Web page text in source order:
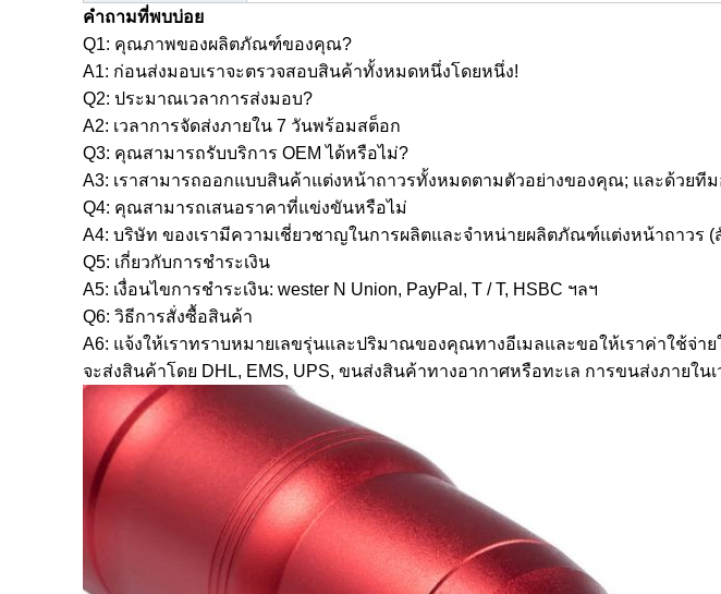
คำถามที่พบบ่อย
Q1: คุณภาพของผลิตภัณฑ์ของคุณ?
A1: ก่อนส่งมอบเราจะตรวจสอบสินค้าทั้งหมดหนึ่งโดยหนึ่ง!
Q2: ประมาณเวลาการส่งมอบ?
A2: เวลาการจัดส่งภายใน 7 วันพร้อมสต็อก
Q3: คุณสามารถรับบริการ OEM ได้หรือไม่?
A3: เราสามารถออกแบบสินค้าแต่งหน้าถาวรทั้งหมดตามตัวอย่างของคุณ; และด้วย
Q4: คุณสามารถเสนอราคาที่แข่งขันหรือไม่
A4: บริษัท ของเรามีความเชี่ยวชาญในการผลิตและจำหน่ายผลิตภัณฑ์แต่งหน้าถาว
Q5: เกี่ยวกับการชำระเงิน
A5: เงื่อนไขการชำระเงิน: wester N Union, PayPal, T / T, HSBC ฯลฯ
Q6: วิธีการสั่งซื้อสินค้า
A6: แจ้งให้เราทราบหมายเลขรุ่นและปริมาณของคุณทางอีเมลและขอให้เราค่าใช้จ่า
จะส่งสินค้าโดย DHL, EMS, UPS, ขนส่งสินค้าทางอากาศหรือทะเล การขนส่งภายใน